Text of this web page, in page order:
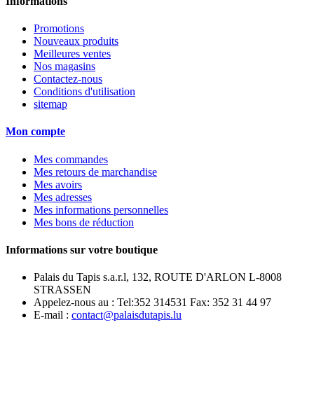
Promotions
Nouveaux produits
Meilleures ventes
Nos magasins
Contactez-nous
Conditions d'utilisation
sitemap
Mon compte
Mes commandes
Mes retours de marchandise
Mes avoirs
Mes adresses
Mes informations personnelles
Mes bons de réduction
Informations sur votre boutique
Palais du Tapis s.a.r.l, 132, ROUTE D'ARLON L-8008
STRASSEN
Appelez-nous au : Tel:352 314531 Fax: 352 31 44 97
E-mail : contact@palaisdutapis.lu